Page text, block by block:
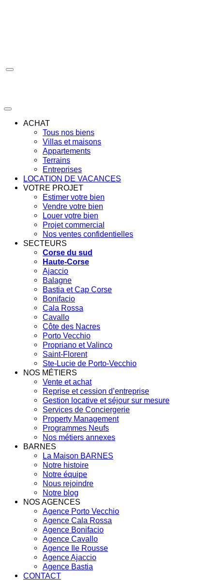
ACHAT
Tous nos biens
Villas et maisons
Appartements
Terrains
Entreprises
LOCATION DE VACANCES
VOTRE PROJET
Estimer votre bien
Vendre votre bien
Louer votre bien
Projet commercial
Nos ventes confidentielles
SECTEURS
Corse du sud
Haute-Corse
Ajaccio
Balagne
Bastia et Cap Corse
Bonifacio
Cala Rossa
Cavallo
Côte des Nacres
Porto Vecchio
Propriano et Valinco
Saint-Florent
Ste-Lucie de Porto-Vecchio
NOS MÉTIERS
Vente et achat
Reprise et cession d’entreprise
Gestion locative et séjour sur mesure
Services de Conciergerie
Property Management
Programmes Neufs
Nos métiers annexes
BARNES
La Maison BARNES
Notre histoire
Notre équipe
Nous rejoindre
Notre blog
NOS AGENCES
Agence Porto Vecchio
Agence Cala Rossa
Agence Bonifacio
Agence Cavallo
Agence Ile Rousse
Agence Ajaccio
Agence Bastia
CONTACT